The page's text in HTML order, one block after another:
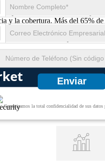
Enviar
Garantizamos la total confidencialidad de sus datos
debido a la
y la cobertura. Más del 65%
más del 75% de las
de datos sin